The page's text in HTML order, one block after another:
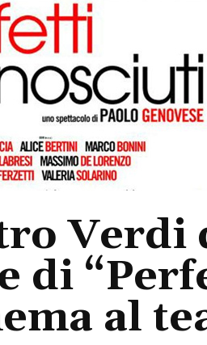
di
al